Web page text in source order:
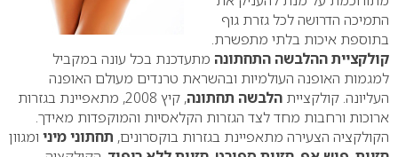
התמיכה הדרושה לכל גזרת גוף
בתוספת איכות בלתי מתפשרת.
קולקציית ההלבשה התחתונה מתעדכנת בכל עונה במקביל
למגמות האופנה העולמיות ובהשראת טרנדים מעולם האופנה
העליונה. קולקציית הלבשה תחתונה
, קיץ 2008, מתאפיינת בגזרות
ארוכות ורחבות מחד לצד הגזרות הקלאסיות והמוקפדות מאידך.
הקולקציה הצעירה מתאפיינת בגזרות בוקסרונים, תחתוני מיני ומגוון